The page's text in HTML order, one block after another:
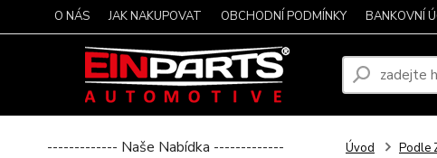
O NÁS JAK NAKUPOVAT OBCHODNÍ PODMÍNKY BANKOVNÍ
------------- Naše Nabídka ------------- Úvod Podle